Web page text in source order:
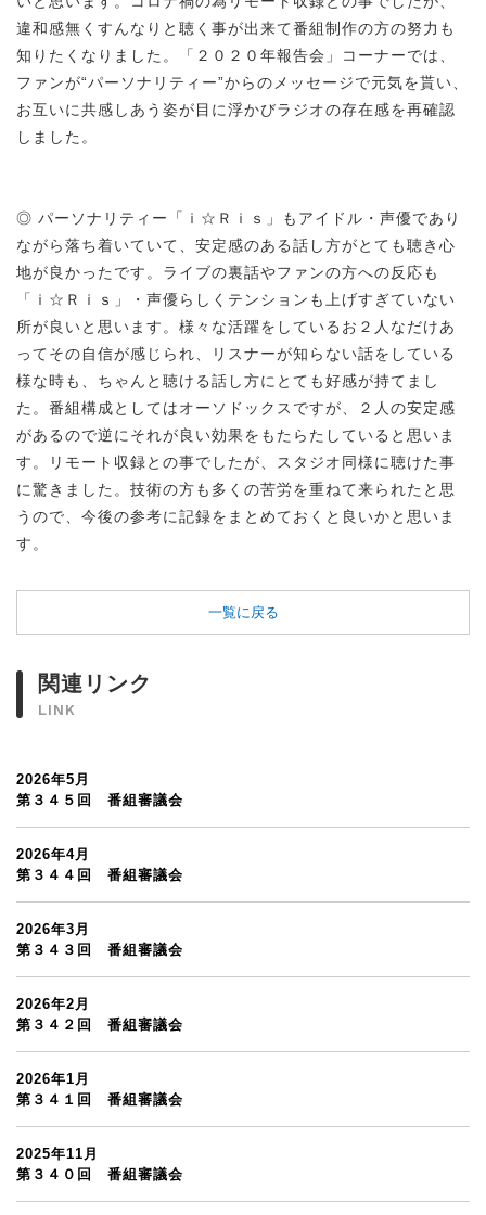
違和感無くすんなりと聴く事が出来て番組制作の方の努力も
知りたくなりました。「２０２０年報告会」コーナーでは、
ファンが“パーソナリティー”からのメッセージで元気を貰い、
お互いに共感しあう姿が目に浮かびラジオの存在感を再確認
しました。
◎ パーソナリティー「ｉ☆Ｒｉｓ」もアイドル・声優であり
ながら落ち着いていて、安定感のある話し方がとても聴き心
地が良かったです。ライブの裏話やファンの方への反応も
「ｉ☆Ｒｉｓ」・声優らしくテンションも上げすぎていない
所が良いと思います。様々な活躍をしているお２人なだけあ
ってその自信が感じられ、リスナーが知らない話をしている
様な時も、ちゃんと聴ける話し方にとても好感が持てまし
た。番組構成としてはオーソドックスですが、２人の安定感
があるので逆にそれが良い効果をもたらたしていると思いま
す。リモート収録との事でしたが、スタジオ同様に聴けた事
に驚きました。技術の方も多くの苦労を重ねて来られたと思
うので、今後の参考に記録をまとめておくと良いかと思いま
す。
一覧に戻る
関連リンク
LINK
2026年5月
第３４５回 番組審議会
2026年4月
第３４４回 番組審議会
2026年3月
第３４３回 番組審議会
2026年2月
第３４２回 番組審議会
2026年1月
第３４１回 番組審議会
2025年11月
第３４０回 番組審議会